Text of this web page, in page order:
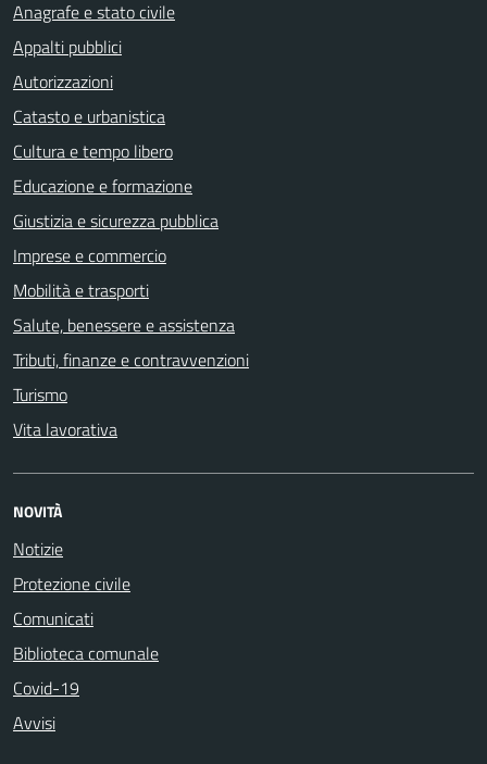
Anagrafe e stato civile
Appalti pubblici
Autorizzazioni
Catasto e urbanistica
Cultura e tempo libero
Educazione e formazione
Giustizia e sicurezza pubblica
Imprese e commercio
Mobilità e trasporti
Salute, benessere e assistenza
Tributi, finanze e contravvenzioni
Turismo
Vita lavorativa
NOVITÀ
Notizie
Protezione civile
Comunicati
Biblioteca comunale
Covid-19
Avvisi